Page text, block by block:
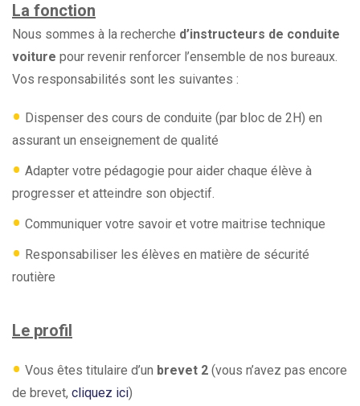
La fonction
Nous sommes à la recherche d’instructeurs de conduite
voiture pour revenir renforcer l’ensemble de nos bureaux.
Vos responsabilités sont les suivantes :
• Dispenser des cours de conduite (par bloc de 2H) en
assurant un enseignement de qualité
• Adapter votre pédagogie pour aider chaque élève à
progresser et atteindre son objectif.
• Communiquer votre savoir et votre maitrise technique
• Responsabiliser les élèves en matière de sécurité
routière
Le profil
• Vous êtes titulaire d’un brevet 2 (vous n’avez pas encore
de brevet, cliquez ici)